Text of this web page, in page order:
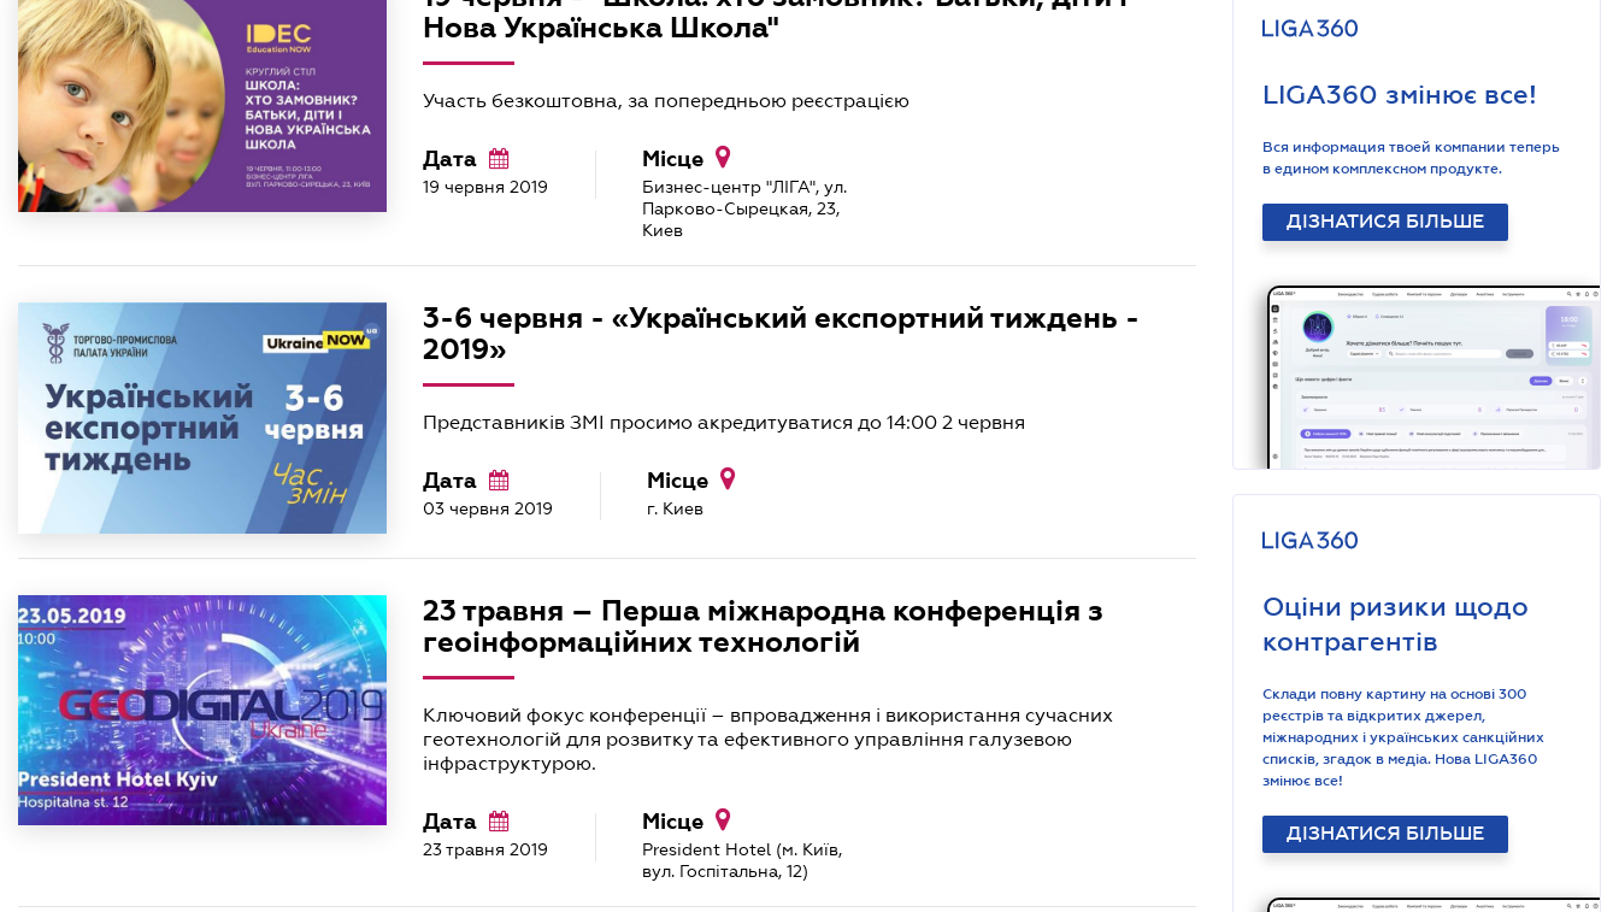
Нова Українська Школа"
Участь безкоштовна, за попередньою реєстрацією
Дата
19 червня 2019
Місце
Бизнес-центр "ЛІГА", ул.
Парково-Сырецкая, 23,
Киев
3-6 червня - «Український експортний тиждень -
2019»
Представників ЗМІ просимо акредитуватися до 14:00 2 червня
Дата
03 червня 2019
Місце
г. Киев
23 травня – Перша міжнародна конференція з
геоінформаційних технологій
Ключовий фокус конференції – впровадження і використання сучасних
геотехнологій для розвитку та ефективного управління галузевою
інфраструктурою.
Дата
23 травня 2019
Місце
President Hotel (м. Київ,
вул. Госпітальна, 12)
LIGA360 змінює все!
Вся информация твоей компании теперь
в едином комплексном продукте.
ДІЗНАТИСЯ БІЛЬШЕ
Оціни ризики щодо
контрагентів
Склади повну картину на основі 300
реєстрів та відкритих джерел,
міжнародних і українських санкційних
списків, згадок в медіа. Нова LIGA360
змінює все!
ДІЗНАТИСЯ БІЛЬШЕ